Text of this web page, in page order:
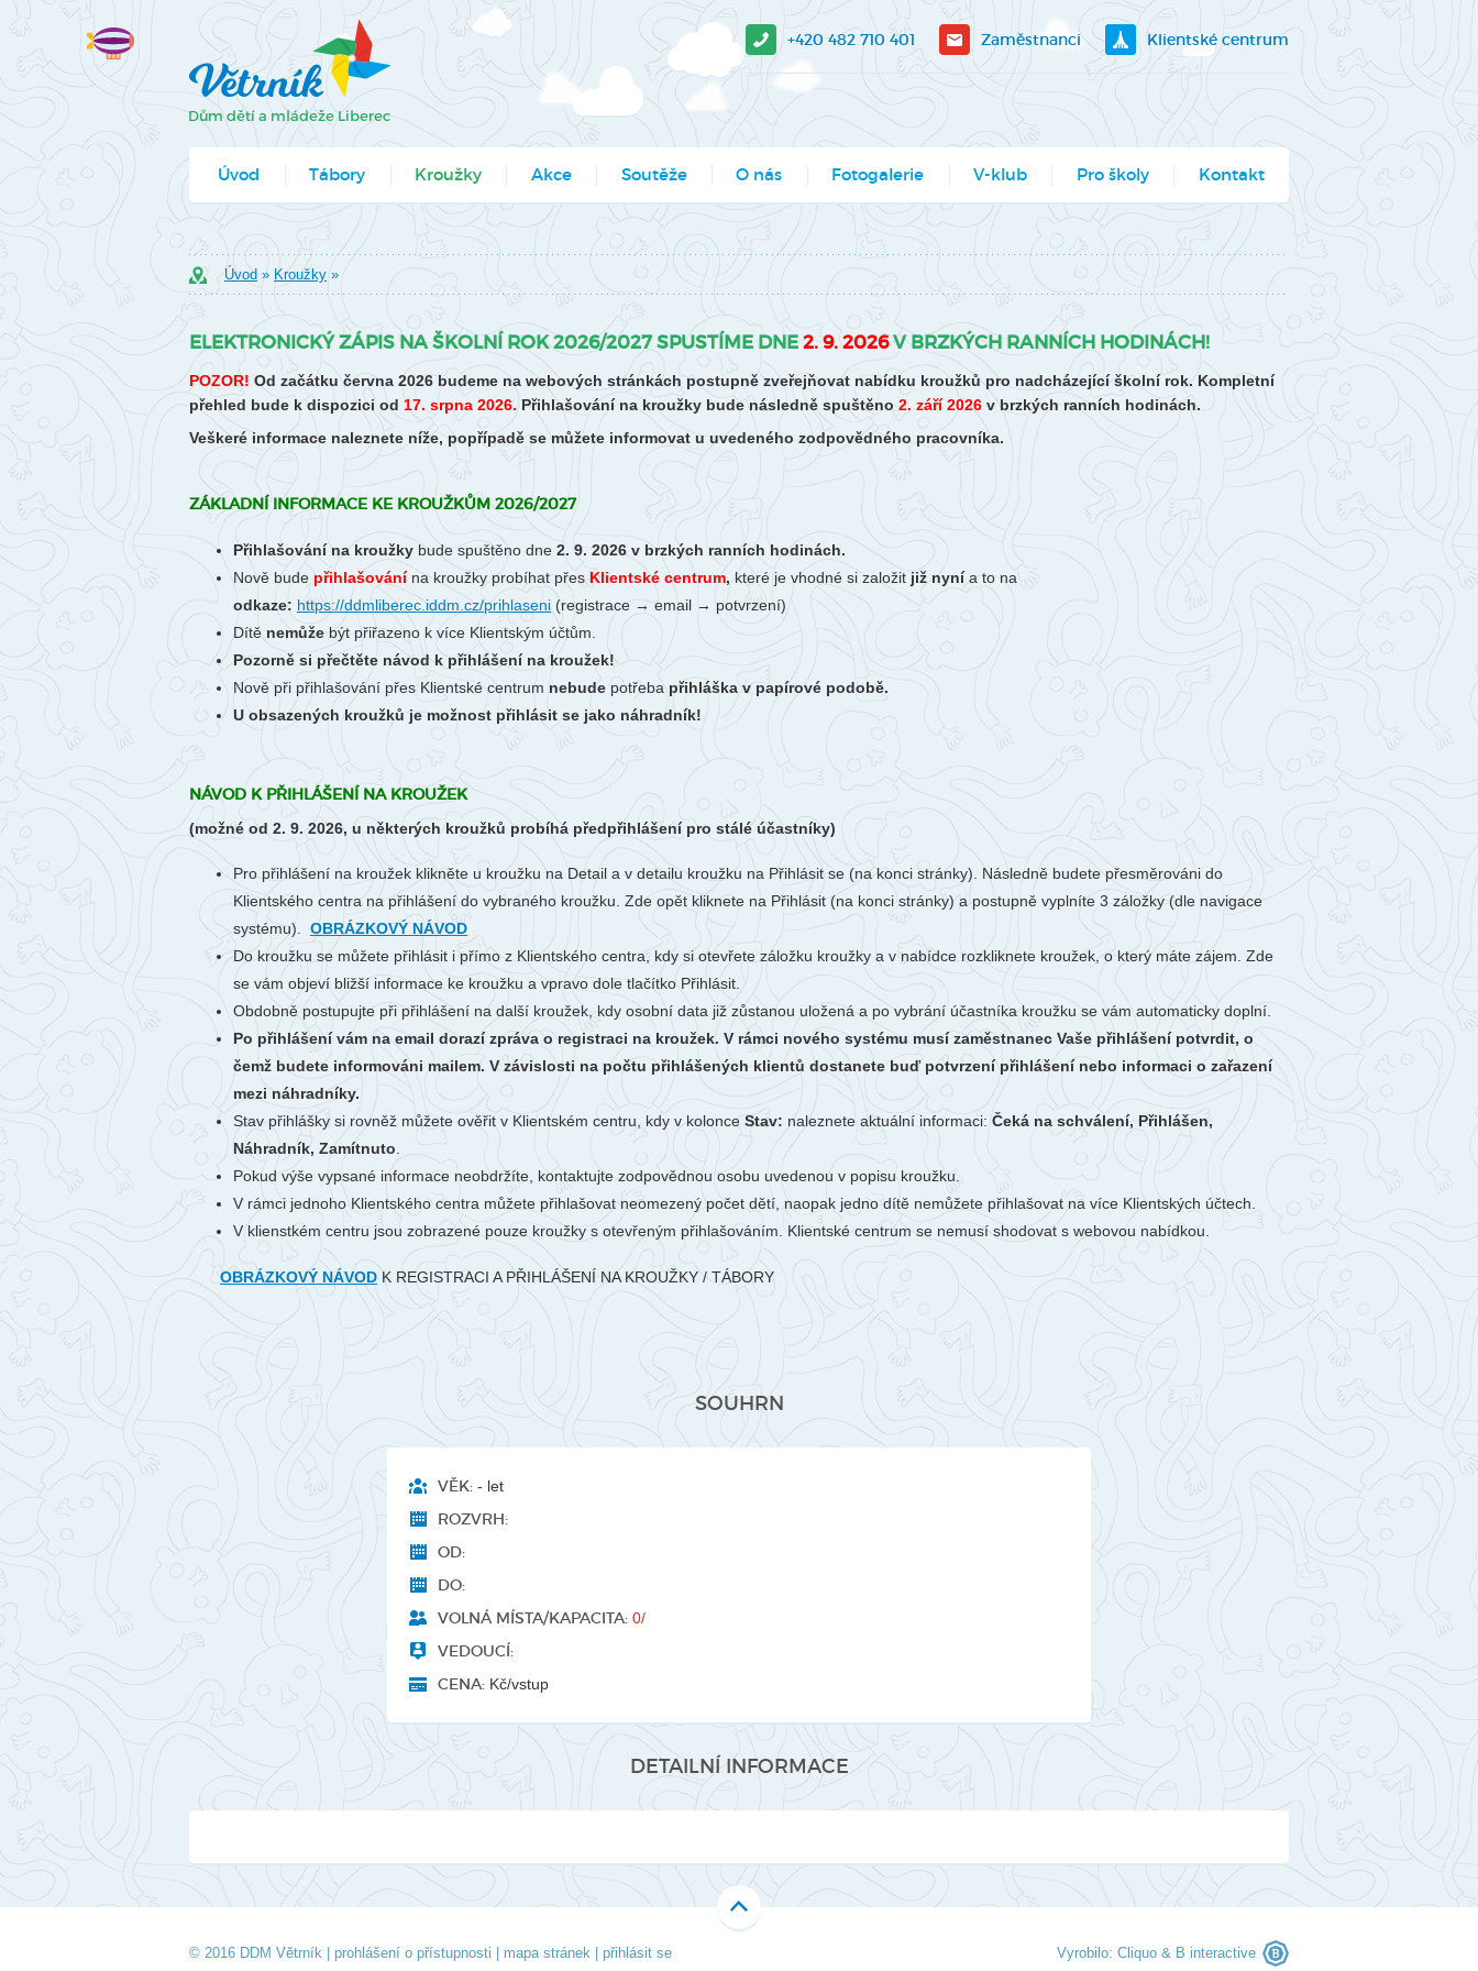
+420 482 710 401 Zaměstnanci Klientské centrum
Úvod Tábory Kroužky
Jak se přihlásit?
Formuláře ke stažení
Akce Soutěže
Moje město Liberec
Umělecké přehlídky
Výsledky soutěží MŠMT -
archiv
O nás
Aktuality
Podcasty
Povedlo se
Dokumenty
Činnosti
Zaměstnanci
Hledáme nové kolegy
Projekty
Fotogalerie
Kroužky
Kurzy, semináře
Programy pro školy
Projekty
Soutěže
V-Klub
V-klub
Tábory
Programy pro školy
Soutěž Moje město
Liberec
Akce ve Véčku
Liberec
Kontakty
Fotogalerie
O nás
Pro školy Kontakt
Úvod » Kroužky »
ELEKTRONICKÝ ZÁPIS NA ŠKOLNÍ ROK 2026/2027 SPUSTÍME DNE2. 9. 2026V BRZKÝCH RANNÍCH HODINÁCH!
POZOR!Od začátku června 2026 budeme na webových stránkách postupně zveřejňovat nabídku kroužků pro nadcházející školní rok. Kompletní
přehled bude k dispozici od 17. srpna 2026. Přihlašování na kroužky bude následně spuštěno 2. září 2026 v brzkých ranních hodinách.
Veškeré informace naleznete níže, popřípadě se můžete informovat u uvedeného zodpovědného pracovníka.
ZÁKLADNÍ INFORMACE KE KROUŽKŮM 2026/2027
Přihlašování na kroužky bude spuštěno dne 2. 9. 2026 v brzkých ranních hodinách.
Nově bude přihlašovánína kroužky probíhat přes Klientské centrum, které je vhodné si založit již nynía to na
odkaze: https://ddmliberec.iddm.cz/prihlaseni (registrace → email → potvrzení)
Dítě nemůže být přiřazeno k více Klientským účtům.
Pozorně si přečtěte návod k přihlášení na kroužek!
Nově při přihlašování přes Klientské centrum nebude potřeba přihláška v papírové podobě.
U obsazených kroužků je možnost přihlásit se jako náhradník!
NÁVOD K PŘIHLÁŠENÍ NA KROUŽEK
(možné od 2. 9. 2026, u některých kroužků probíhá předpřihlášení pro stálé účastníky)
Pro přihlášení na kroužek klikněte u kroužku na Detail a v detailu kroužku na Přihlásit se (na konci stránky). Následně budete přesměrováni do
Klientského centra na přihlášení do vybraného kroužku. Zde opět kliknete na Přihlásit (na konci stránky) a postupně vyplníte 3 záložky (dle navigace
systému). OBRÁZKOVÝ NÁVOD
Do kroužku se můžete přihlásit i přímo z Klientského centra, kdy si otevřete záložku kroužky a v nabídce rozkliknete kroužek, o který máte zájem. Zde
se vám objeví bližší informace ke kroužku a vpravo dole tlačítko Přihlásit.
Obdobně postupujte při přihlášení na další kroužek, kdy osobní data již zůstanou uložená a po vybrání účastníka kroužku se vám automaticky doplní.
Po přihlášení vám na email dorazí zpráva o registraci na kroužek. V rámci nového systému musí zaměstnanec Vaše přihlášení potvrdit, o
čemž budete informováni mailem. V závislosti na počtu přihlášených klientů dostanete buď potvrzení přihlášení nebo informaci o zařazení
mezi náhradníky.
Stav přihlášky si rovněž můžete ověřit v Klientském centru, kdy v kolonceStav: naleznete aktuální informaci: Čeká na schválení, Přihlášen,
Náhradník, Zamítnuto
Pokud výše vypsané informace neobdržíte, kontaktujte zodpovědnou osobu uvedenou v popisu kroužku.
V rámci jednoho Klientského centra můžete přihlašovat neomezený počet dětí, naopak jedno dítě nemůžete přihlašovat na více Klientských účtech.
V klienstkém centru jsou zobrazené pouze kroužky s otevřeným přihlašováním. Klientské centrum se nemusí shodovat s webovou nabídkou.
OBRÁZKOVÝ NÁVOD K REGISTRACI A PŘIHLÁŠENÍ NA KROUŽKY / TÁBORY
SOUHRN
VĚK: - let
ROZVRH:
OD:
DO:
VOLNÁ MÍSTA/KAPACITA: 0/
VEDOUCÍ:
CENA: Kč/vstup
DETAILNÍ INFORMACE
© 2016 DDM Větrník | prohlášení o přístupnosti mapa stránek přihlásit se Vyrobilo: Cliquo & B interactive